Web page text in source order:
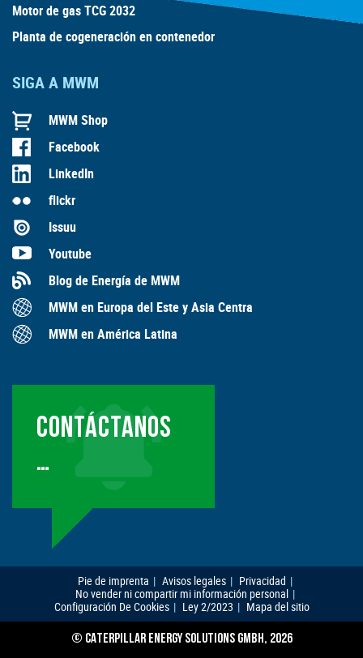
Motor de gas TCG 2032
Planta de cogeneración en contenedor
SIGA A MWM
MWM Shop
Facebook
LinkedIn
flickr
Issuu
Youtube
Blog de Energía de MWM
MWM en Europa del Este y Asia Centra
MWM en América Latina
CONTÁCTANOS
…
Pie de imprenta Avisos legales
Privacidad
No vender ni compartir mi información personal
Configuración De Cookies
Ley 2/2023 Mapa del sitio
© CATERPILLAR ENERGY SOLUTIONS GMBH, 2026